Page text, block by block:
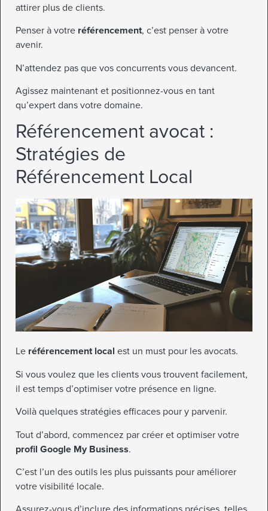
attirer plus de clients.
Penser à votre référencement, c’est penser à votre
avenir.
N’attendez pas que vos concurrents vous devancent.
Agissez maintenant et positionnez-vous en tant
qu’expert dans votre domaine.
Référencement avocat :
Stratégies de
Référencement Local
Le référencement local est un must pour les avocats.
Si vous voulez que les clients vous trouvent facilement,
il est temps d’optimiser votre présence en ligne.
Voilà quelques stratégies efficaces pour y parvenir.
Tout d’abord, commencez par créer et optimiser votre
profil Google My Business.
C’est l’un des outils les plus puissants pour améliorer
votre visibilité locale.